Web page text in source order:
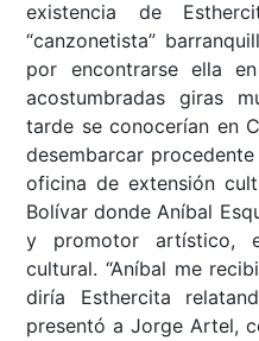
existencia de
“canzonetista”
por encontrarse ella
acostumbradas giras
tarde se conocerían en
desembarcar
oficina de extensión
Bolívar donde Aníbal
y promotor artístico,
cultural. “Aníbal me
diría Esthercita
presentó a Jorge Artel,